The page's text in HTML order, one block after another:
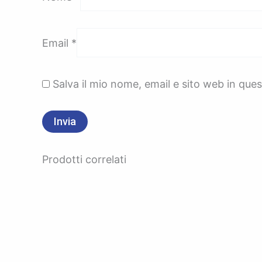
Email *
Salva il mio nome, email e sito web in
Prodotti correlati